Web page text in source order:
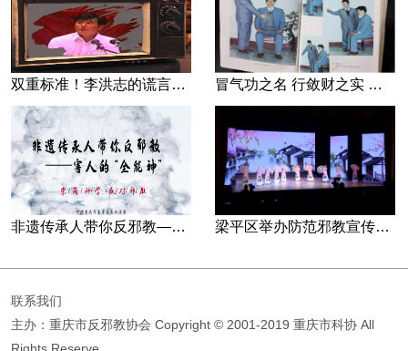
双重标准！李洪志的谎言藏不住了 冒气功之名 行敛财之实 张宏堡义女“小倩”团伙覆灭记
非遗传承人带你反邪教—害人的“全能神” 梁平区举办防范邪教宣传专场文艺演出
联系我们
主办：重庆市反邪教协会 Copyright © 2001-2019 重庆市科协 All